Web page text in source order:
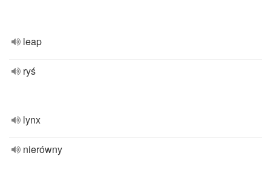
leap
ryś
lynx
nierówny